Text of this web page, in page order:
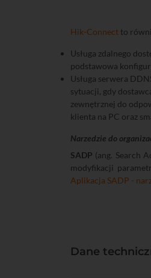
Hik-Connect to
Usługa zdalnego
podstawowa
Usługa serwera
sytuacji, gdy
zewnętrznej do
klienta na PC oraz
Narzedzie do
SADP (ang. Search
modyfikacji
Aplikacja SADP -
Dane